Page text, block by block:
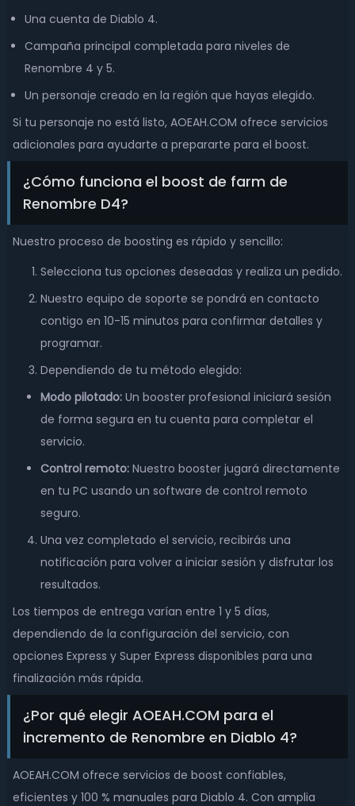
Una cuenta de Diablo 4.
Campaña principal completada para niveles de
Renombre 4 y 5.
Un personaje creado en la región que hayas elegido.
Si tu personaje no está listo, AOEAH.COM ofrece servicios
adicionales para ayudarte a prepararte para el boost.
¿Cómo funciona el boost de farm de
Renombre D4?
Nuestro proceso de boosting es rápido y sencillo:
Selecciona tus opciones deseadas y realiza un pedido.
Nuestro equipo de soporte se pondrá en contacto
contigo en 10-15 minutos para confirmar detalles y
programar.
Dependiendo de tu método elegido:
Modo pilotado:Un booster profesional iniciará sesión
de forma segura en tu cuenta para completar el
servicio.
Control remoto:Nuestro booster jugará directamente
en tu PC usando un software de control remoto
seguro.
Una vez completado el servicio, recibirás una
notificación para volver a iniciar sesión y disfrutar los
resultados.
Los tiempos de entrega varían entre 1 y 5 días,
dependiendo de la configuración del servicio, con
opciones Express y Super Express disponibles para una
finalización más rápida.
¿Por qué elegir AOEAH.COM para el
incremento de Renombre en Diablo 4?
AOEAH.COM ofrece servicios de boost confiables,
eficientes y 100 % manuales para Diablo 4. Con amplia